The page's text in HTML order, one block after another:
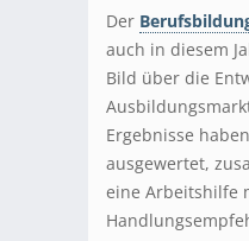
Der
auch in diesem
Bild über die
Ergebnisse
ausgewertet,
eine Arbeitshilfe